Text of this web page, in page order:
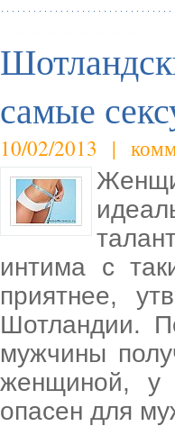
самые
10/02/2013 |
интима с
приятнее,
Шотландии.
мужчины
женщиной, у
опасен для